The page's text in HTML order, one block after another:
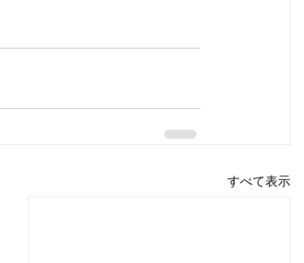
すべて表示